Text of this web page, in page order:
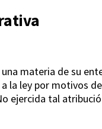
materia de su
la ley por motivos
ejercida tal